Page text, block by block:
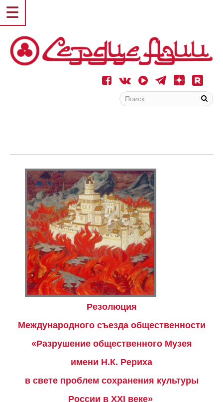
Резолюция
Международного съезда общественности
«Разрушение общественного Музея
имени Н.К. Рериха
в свете проблем сохранения культуры
России в XXI веке»